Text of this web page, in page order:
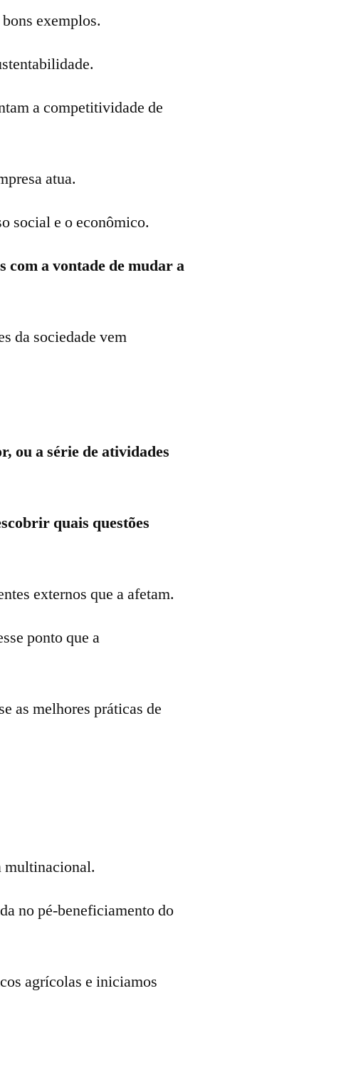
exemplos.
a competitividade de
atua.
social e o econômico.
com a vontade de mudar a
da sociedade vem
ou a série de atividades
quais questões
externos que a afetam.
ponto que a
as melhores práticas de
multinacional.
no pé-beneficiamento do
agrícolas e iniciamos